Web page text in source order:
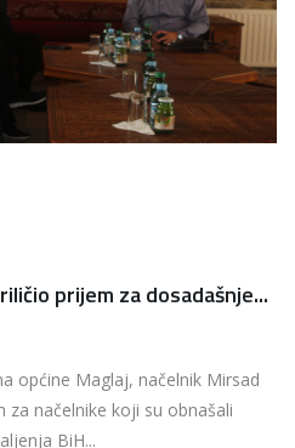
prijem za dosadašnje...
općine Maglaj, načelnik Mirsad
načelnike koji su obnašali
BiH...